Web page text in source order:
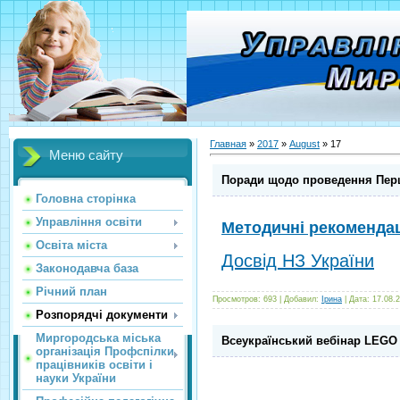
Меню сайту
Головна сторінка
Управління освіти
Освіта міста
Законодавча база
Річний план
Розпорядчі документи
Миргородська міська
організація Профспілки
працівників освіти і
науки України
Главная » 2017 » August » 17
Поради щодо проведення
Методичні
Досвід НЗ України
Просмотров: 693 | Добавил: Ірина | Дата:
Всеукраїнський вебінар LEGO